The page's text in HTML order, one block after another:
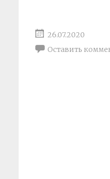
26.07.2020
Оставить